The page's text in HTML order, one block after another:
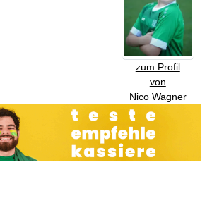
zum Profil
von
Nico Wagner